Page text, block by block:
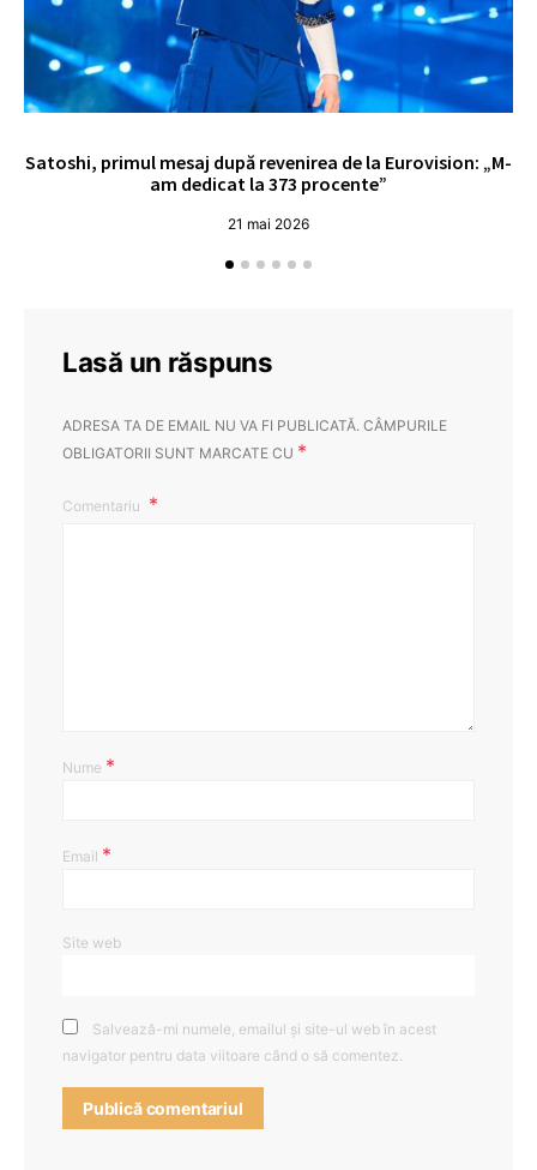
Satoshi, primul mesaj după revenirea de la Eurovision: „M-
am dedicat la 373 procente”
21 mai 2026
Lasă un răspuns
ADRESA TA DE EMAIL NU VA FI PUBLICATĂ. CÂMPURILE
OBLIGATORII SUNT MARCATE CU *
Comentariu
Nume *
Email *
Site web
Salvează-mi numele, emailul și site-ul web în acest
navigator pentru data viitoare când o să comentez.